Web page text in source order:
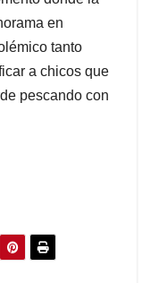
en
tanto
a chicos que
pescando con